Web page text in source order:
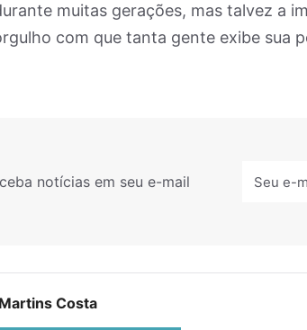
muitas gerações, mas talvez a
com que tanta gente exibe sua
notícias em seu e-mail
Costa